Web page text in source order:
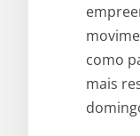
como
mais